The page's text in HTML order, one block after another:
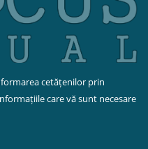
cetățenilor prin
care vă sunt necesare